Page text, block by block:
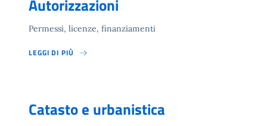
Autorizzazioni
Permessi, licenze, finanziamenti
LEGGI DI PIÙ
Catasto e urbanistica